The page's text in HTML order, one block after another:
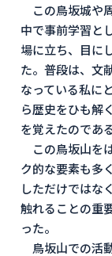
この鳥坂城や
中で事前学習と
場に立ち、目に
た。普段は、文
なっている私に
ら歴史をひも解
を覚えたのである
この鳥坂山を
ク的な要素も多
しただけではな
触れることの重
った。
鳥坂山での活